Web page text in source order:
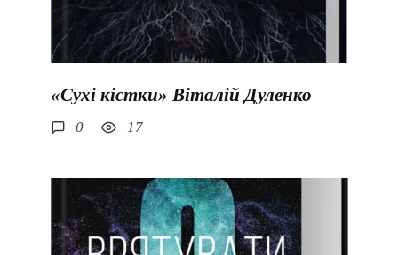
«Сухі кістки» Віталій Дуленко
0 17